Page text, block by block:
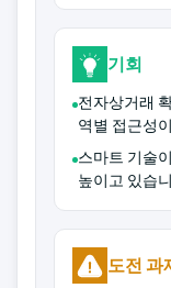
기회
전자상거래
역별 접근성
스마트 기술
높이고 있습
도전 과